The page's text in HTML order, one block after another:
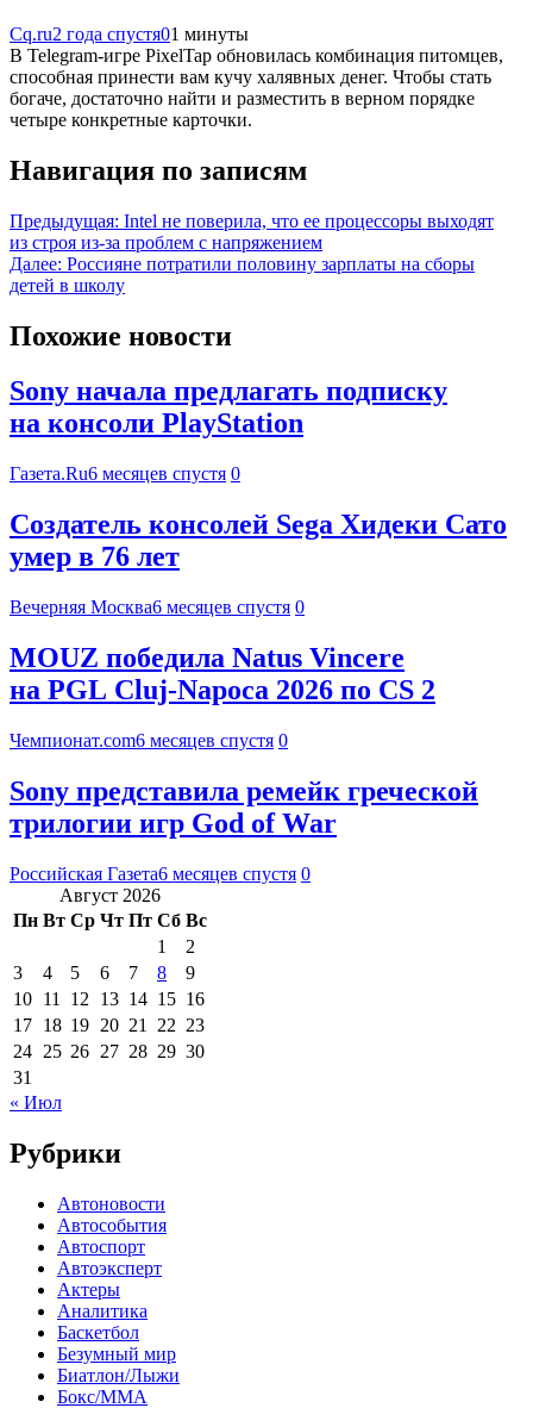
Cq.ru2 года спустя01 минуты
В Telegram-игре PixelTap обновилась комбинация питомцев,
способная принести вам кучу халявных денег. Чтобы стать
богаче, достаточно найти и разместить в верном порядке
четыре конкретные карточки.
Навигация по записям
Предыдущая: Intel не поверила, что ее процессоры выходят
из строя из-за проблем с напряжением
Далее: Россияне потратили половину зарплаты на сборы
детей в школу
Похожие новости
Sony начала предлагать подписку
на консоли PlayStation
Газета.Ru6 месяцев спустя 0
Создатель консолей Sega Хидеки Сато
умер в 76 лет
Вечерняя Москва6 месяцев спустя 0
MOUZ победила Natus Vincere
на PGL Cluj-Napoca 2026 по CS 2
Чемпионат.com6 месяцев спустя 0
Sony представила ремейк греческой
трилогии игр God of War
Российская Газета6 месяцев спустя 0
Август 2026
Пн Вт Ср Чт Пт Сб Вс
1
2
3
4 5 6 7 8
9
10 11 12 13 14 15 16
17 18 19 20 21 22 23
24 25 26 27 28 29 30
31
« Июл
Рубрики
Автоновости
Автособытия
Автоспорт
Автоэксперт
Актеры
Аналитика
Баскетбол
Безумный мир
Биатлон/Лыжи
Бокс/MMA